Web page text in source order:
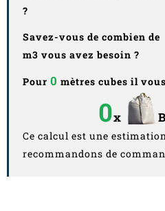
?
Savez-vous de combien de
m3 vous avez besoin ?
Pour 0 mètres cubes il
0x
Ce calcul est une
recommandons de